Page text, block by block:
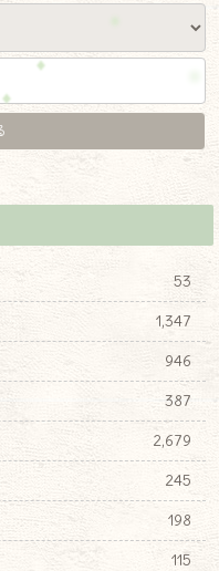
53
1,347
946
387
2,679
245
198
115